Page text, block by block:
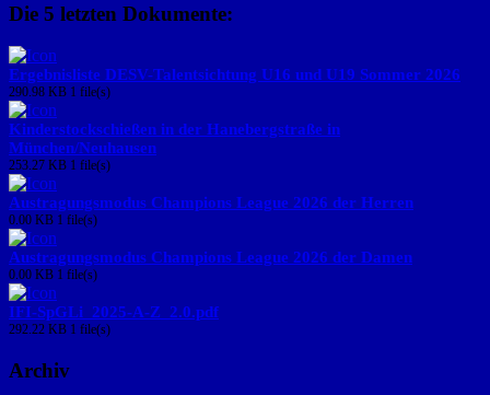
Die 5 letzten Dokumente:
Ergebnisliste DESV-Talentsichtung U16 und U19 Sommer 2026
290.98 KB 1 file(s)
Kinderstockschießen in der Hanebergstraße in
München/Neuhausen
253.27 KB 1 file(s)
Austragungsmodus Champions League 2026 der Herren
0.00 KB 1 file(s)
Austragungsmodus Champions League 2026 der Damen
0.00 KB 1 file(s)
IFI-SpGLi_2025-A-Z_2.0.pdf
292.22 KB 1 file(s)
Archiv